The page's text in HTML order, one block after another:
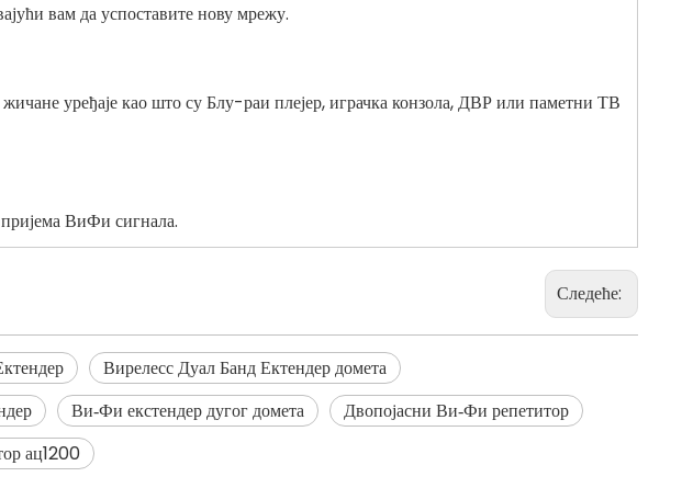
вам да успоставите нову мрежу.
уређаје као што су Блу-раи плејер, играчка конзола, ДВР или паметни ТВ
ВиФи сигнала.
Следеће:
Вирелесс Дуал Банд Ектендер домета
Ви‑Фи екстендер дугог домета
Двопојасни Ви‑Фи репетитор
ац1200